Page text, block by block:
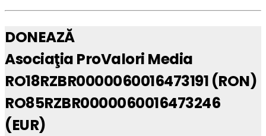
DONEAZĂ
Asociaţia ProValori Media
RO18RZBR0000060016473191 (RON)
RO85RZBR0000060016473246
(EUR)